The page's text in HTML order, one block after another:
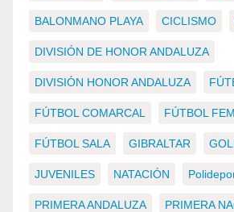
BALONMANO PLAYA CICLISMO
DIVISIÓN DE HONOR ANDALUZA
DIVISIÓN HONOR ANDALUZA
FÚTBOL COMARCAL FÚTBOL
FÚTBOL SALA GIBRALTAR
JUVENILES NATACIÓN
PRIMERA ANDALUZA PRIMERA